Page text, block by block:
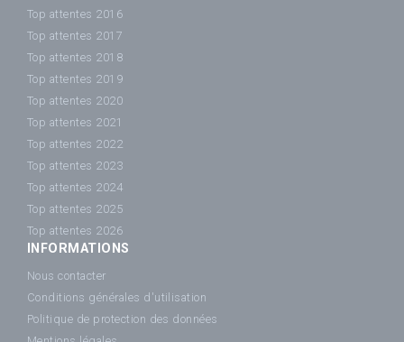
Top attentes 2016
Top attentes 2017
Top attentes 2018
Top attentes 2019
Top attentes 2020
Top attentes 2021
Top attentes 2022
Top attentes 2023
Top attentes 2024
Top attentes 2025
Top attentes 2026
INFORMATIONS
Nous contacter
Conditions générales d'utilisation
Politique de protection des données